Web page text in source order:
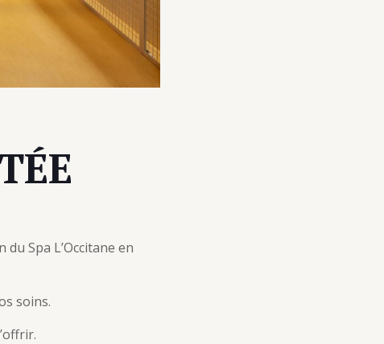
Spa L’Occitane en
soins.